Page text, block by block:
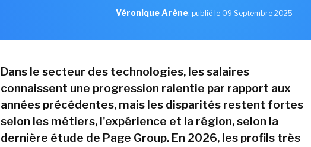
Véronique Arène, publié le 09 Septembre 2025
Dans le secteur des technologies, les salaires
connaissent une progression ralentie par rapport aux
années précédentes, mais les disparités restent fortes
selon les métiers, l'expérience et la région, selon la
dernière étude de Page Group. En 2026, les profils très